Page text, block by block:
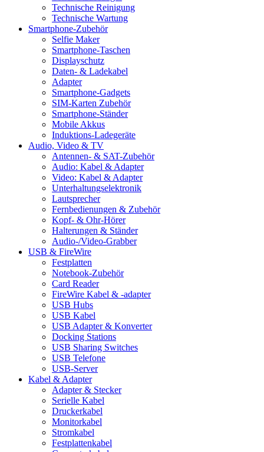
Technische Reinigung
Technische Wartung
Smartphone-Zubehör
Selfie Maker
Smartphone-Taschen
Displayschutz
Daten- & Ladekabel
Adapter
Smartphone-Gadgets
SIM-Karten Zubehör
Smartphone-Ständer
Mobile Akkus
Induktions-Ladegeräte
Audio, Video & TV
Antennen- & SAT-Zubehör
Audio: Kabel & Adapter
Video: Kabel & Adapter
Unterhaltungselektronik
Lautsprecher
Fernbedienungen & Zubehör
Kopf- & Ohr-Hörer
Halterungen & Ständer
Audio-/Video-Grabber
USB & FireWire
Festplatten
Notebook-Zubehör
Card Reader
FireWire Kabel & -adapter
USB Hubs
USB Kabel
USB Adapter & Konverter
Docking Stations
USB Sharing Switches
USB Telefone
USB-Server
Kabel & Adapter
Adapter & Stecker
Serielle Kabel
Druckerkabel
Monitorkabel
Stromkabel
Festplattenkabel